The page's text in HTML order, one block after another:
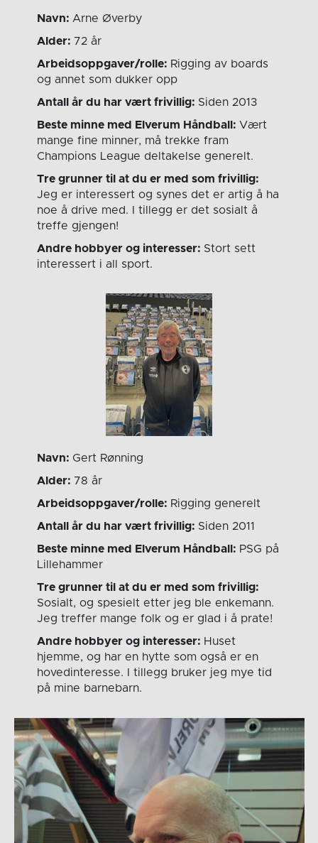
Navn:Arne Øverby
Alder: 72 år
Arbeidsoppgaver/rolle: Rigging av boards
og annet som dukker opp
Antall år du har vært frivillig: Siden 2013
Beste minne med Elverum Håndball:Vært
mange fine minner, må trekke fram
Champions League deltakelse generelt.
Tre grunner til at du er med som frivillig:
Jeg er interessert og synes det er artig å ha
noe å drive med. I tillegg er det sosialt å
treffe gjengen!
Andre hobbyer og interesser: Stort sett
interessert i all sport.
Navn: Gert Rønning
Alder: 78 år
Arbeidsoppgaver/rolle: Rigging generelt
Antall år du har vært frivillig: Siden 2011
Beste minne med Elverum Håndball: PSG på
Lillehammer
Tre grunner til at du er med som frivillig:
Sosialt, og spesielt etter jeg ble enkemann.
Jeg treffer mange folk og er glad i å prate!
Andre hobbyer og interesser: Huset
hjemme, og har en hytte som også er en
hovedinteresse. I tillegg bruker jeg mye tid
på mine barnebarn.